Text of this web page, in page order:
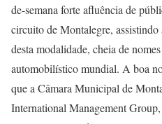
de-semana forte afluência de
circuito de Montalegre,
desta modalidade, cheia de
automobilístico mundial. A boa
que a Câmara Municipal de
International Management